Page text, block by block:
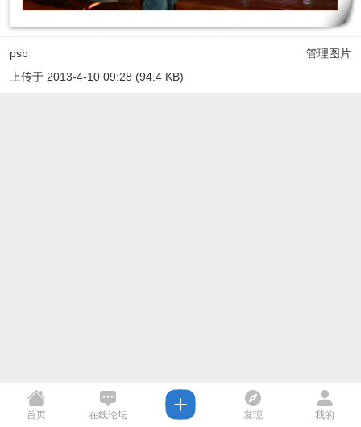
管理图片
psb
上传于 2013-4-10 09:28 (94.4 KB)
首页 在线论坛 发现 我的